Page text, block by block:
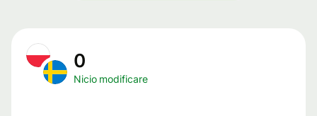
0
Nicio modificare